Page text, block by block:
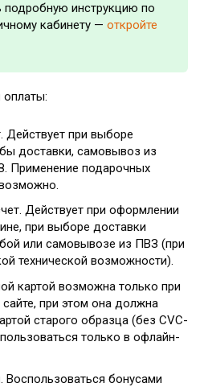
подробную инструкцию по
кабинету — откройте
Действует при выборе
доставки, самовывоз из
Применение подарочных
Действует при оформлении
при выборе доставки
или самовывозе из ПВЗ (при
технической возможности).
картой возможна только при
сайте, при этом она должна
старого образца (без CVC-
только в офлайн-
Воспользоваться бонусами